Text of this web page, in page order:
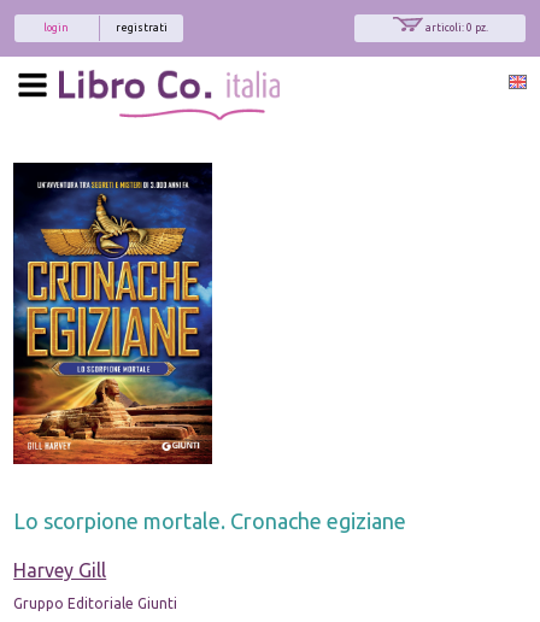
articoli: 0 pz.
registrati
login
Lo scorpione mortale. Cronache egiziane
Harvey Gill
Gruppo Editoriale Giunti